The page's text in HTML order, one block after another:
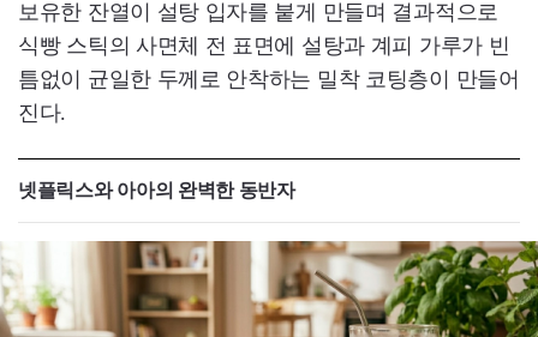
보유한 잔열이 설탕 입자를 붙게 만들며 결과적으로
식빵 스틱의 사면체 전 표면에 설탕과 계피 가루가 빈
틈없이 균일한 두께로 안착하는 밀착 코팅층이 만들어
진다.
넷플릭스와 아아의 완벽한 동반자